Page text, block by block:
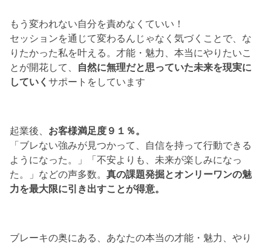
もう変われない自分を責めなくていい！
セッションを通じて変わるんじゃなく気づくことで、な
りたかった私を叶える。才能・魅力、本当にやりたいこ
とが開花して、 自然に無理だと思っていた未来を現実に
していくサポートをしています
起業後、 お客様満足度９１％。
「ブレない強みが見つかって、自信を持って行動できる
ようになった。」「不安よりも、未来が楽しみになっ
た。」などの声多数。真の課題発掘とオンリーワンの魅
力を最大限に引き出すことが得意。
ブレーキの奥にある、あなたの本当の才能・魅力、やり